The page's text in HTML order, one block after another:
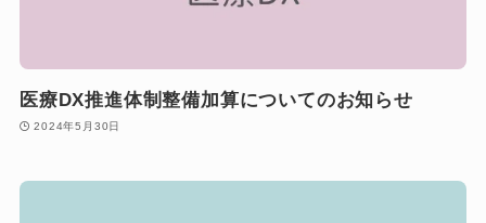
医療DX推進体制整備加算についてのお知らせ
2024年5月30日